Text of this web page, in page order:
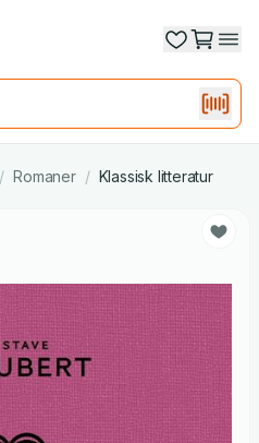
/ Romaner / Klassisk litteratur